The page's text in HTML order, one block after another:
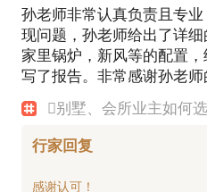
孙老师非常认真负责且专
现问题，孙老师给出了详
家里锅炉，新风等的配置
写了报告。非常感谢孙老师
别墅、会所业主如何
行家回复